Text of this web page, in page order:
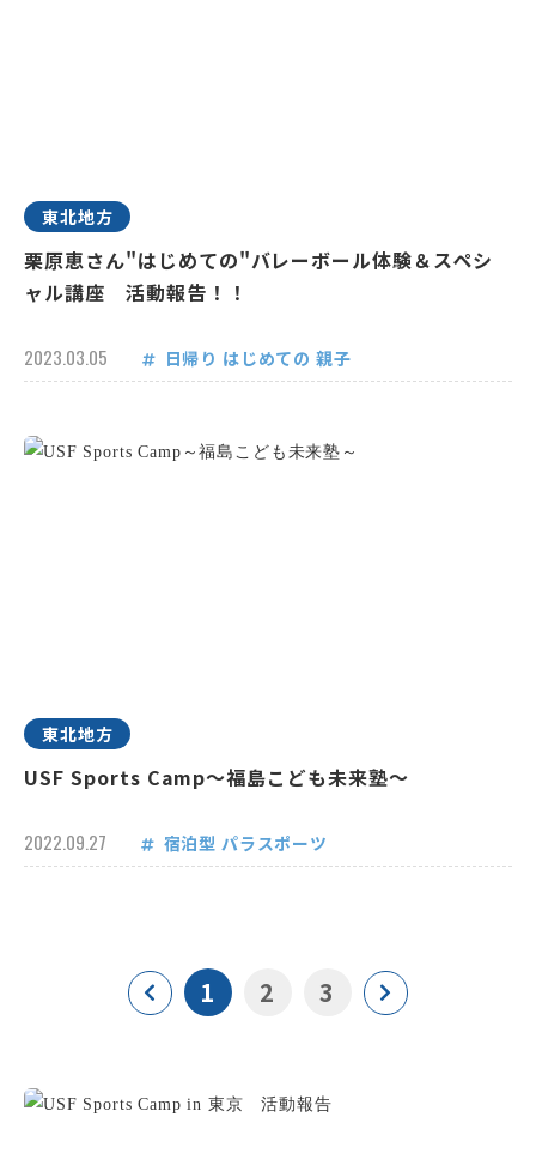
東北地方
栗原恵さん"はじめての"バレーボール体験＆スペシ
ャル講座 活動報告！！
2023.03.05 日帰り はじめての 親子
東北地方
USF Sports Camp～福島こども未来塾～
2022.09.27 宿泊型 パラスポーツ
1 2 3